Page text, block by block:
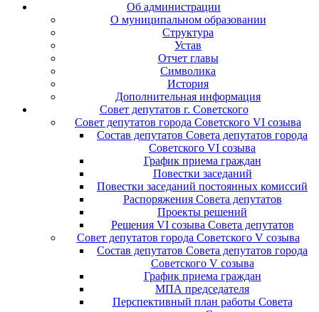
Об администрации
О муниципальном образовании
Структура
Устав
Отчет главы
Символика
История
Дополнительная информация
Совет депутатов г. Советского
Совет депутатов города Советского VI созыва
Состав депутатов Совета депутатов города
Советского VI созыва
График приема граждан
Повестки заседаний
Повестки заседаний постоянных комиссий
Распоряжения Совета депутатов
Проекты решений
Решения VI созыва Совета депутатов
Совет депутатов города Советского V созыва
Состав депутатов Совета депутатов города
Советского V созыва
График приема граждан
МПА председателя
Перспективный план работы Совета